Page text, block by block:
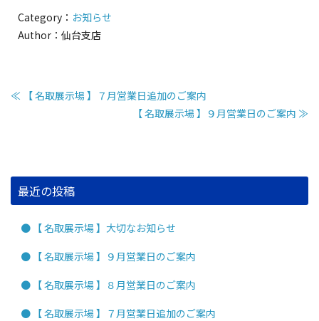
Category： お知らせ
Author：仙台支店
≪ 【 名取展示場 】７月営業日追加のご案内
【 名取展示場 】９月営業日のご案内 ≫
最近の投稿
【 名取展示場 】大切なお知らせ
【 名取展示場 】９月営業日のご案内
【 名取展示場 】８月営業日のご案内
【 名取展示場 】７月営業日追加のご案内